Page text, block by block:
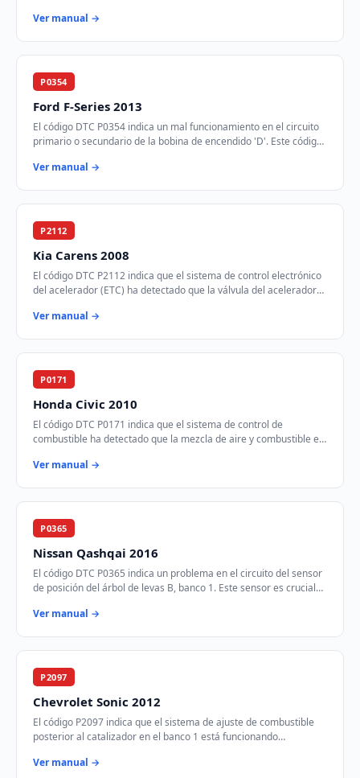
Ver manual →
P0354
Ford F-Series 2013
El código DTC P0354 indica un mal funcionamiento en el circuito
primario o secundario de la bobina de encendido 'D'. Este código
Ver manual →
P2112
Kia Carens 2008
El código DTC P2112 indica que el sistema de control electrónico
del acelerador (ETC) ha detectado que la válvula del acelerador
Ver manual →
P0171
Honda Civic 2010
El código DTC P0171 indica que el sistema de control de
combustible ha detectado que la mezcla de aire y combustible es
Ver manual →
P0365
Nissan Qashqai 2016
El código DTC P0365 indica un problema en el circuito del sensor
de posición del árbol de levas B, banco 1. Este sensor es crucial
Ver manual →
P2097
Chevrolet Sonic 2012
El código P2097 indica que el sistema de ajuste de combustible
posterior al catalizador en el banco 1 está funcionando
Ver manual →